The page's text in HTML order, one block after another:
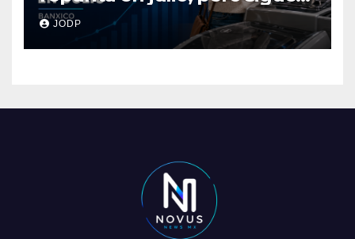
por debajo de 2025: Banxico
JODP